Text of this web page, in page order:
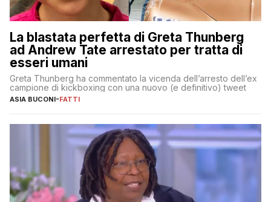
La blastata perfetta di Greta Thunberg
ad Andrew Tate arrestato per tratta di
esseri umani
Greta Thunberg ha commentato la vicenda dell’arresto dell’ex
campione di kickboxing con una nuovo (e definitivo) tweet
ASIA BUCONI-FATTI